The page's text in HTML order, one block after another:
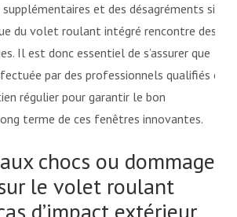
et des désagréments si
du volet roulant intégré rencontre des
Il est donc essentiel de s’assurer que
par des professionnels qualifiés et
régulier pour garantir le bon
terme de ces fenêtres innovantes.
chocs ou dommages
le volet roulant